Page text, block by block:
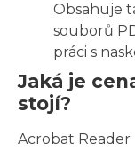
Obsahuje
souborů
práci s
Jaká je
stojí?
Acrobat Reader